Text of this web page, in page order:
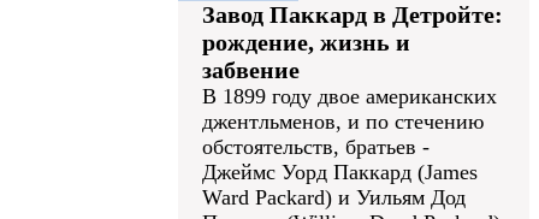
Завод Паккард в Детройте:
рождение, жизнь и
забвение
В 1899 году двое американских
джентльменов, и по стечению
обстоятельств, братьев -
Джеймс Уорд Паккард (James
Ward Packard) и Уильям Дод